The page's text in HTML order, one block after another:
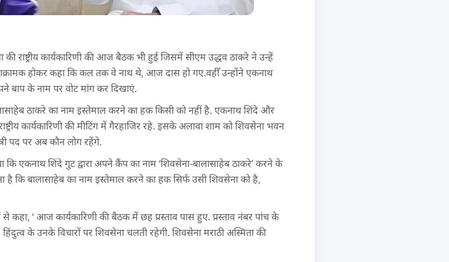
राष्ट्रीय कार्यकारिणी की आज बैठक भी हुई जिसमें सीएम उद्धव ठाकरे ने उन्हें
होकर कहा कि कल तक वे नाथ थे, आज दास हो गए.वहीँ उन्होंने एकनाथ
बाप के नाम पर वोट मांग कर दिखाएं.
ठाकरे का नाम इस्तेमाल करने का हक किसी को नहीं है. एकनाथ शिंदे और
कार्यकारिणी की मीटिंग में गैरहाजिर रहे. इसके अलावा शाम को शिवसेना भवन
पद पर अब कौन लोग रहेंगे.
कि एकनाथ शिंदे गुट द्वारा अपने कैंप का नाम ‘शिवसेना-बालासाहेब ठाकरे’ करने के
कि बालासाहेब का नाम इस्तेमाल करने का हक सिर्फ उसी शिवसेना को है,
से कहा, ‘ आज कार्यकारिणी की बैठक में छह प्रस्ताव पास हुए. प्रस्ताव नंबर पांच के
के उनके विचारों पर शिवसेना चलती रहेगी. शिवसेना मराठी अस्मिता की